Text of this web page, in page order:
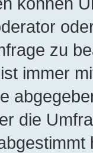
zu
immer
die